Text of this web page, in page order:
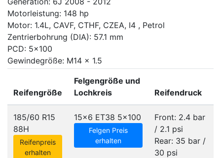
Motorleistung: 148 hp
Motor: 1.4L, CAVF, CTHF, CZEA, I4 , Petrol
Zentrierbohrung (DIA): 57.1 mm
PCD: 5x100
Gewindegröße: M14 x 1.5
Reifengröße
Felgengröße und
Lochkreis
Reifendruck
185/60 R15
88H
Reifenpreis
erhalten
15x6 ET38 5x100
Felgen Preis
erhalten
Front: 2.4 bar
/ 2.1 psi
Rear: 35 bar /
30 psi